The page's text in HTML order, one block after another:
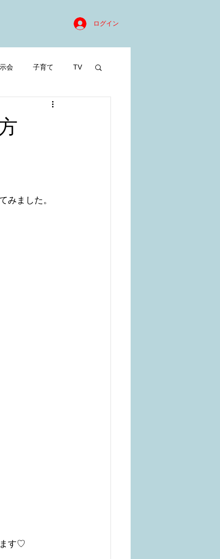
ログイン
会 子育て TV
みました。
す♡